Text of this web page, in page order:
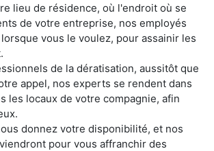
lieu de résidence, où l'endroit où se
de votre entreprise, nos employés
vous le voulez, pour assainir les
de la dératisation, aussitôt que
appel, nos experts se rendent dans
les locaux de votre compagnie, afin
donnez votre disponibilité, et nos
pour vous affranchir des